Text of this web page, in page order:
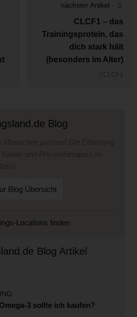
nächster Artikel
CLCF1 – das
Trainingsprotein, das
dich stark hält
(besonders im Alter)
Blog
Blog Übersicht
Locations finden
Blog Artikel
3 sollte ich kaufen?